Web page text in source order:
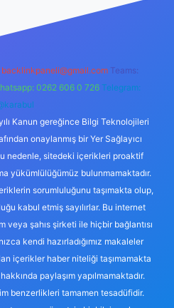
backlinkpaneli@gmail.com Teams:
0262 606 0 726 Telegram:
Kanun gereğince Bilgi Teknolojileri
onaylanmış bir Yer Sağlayıcı
nedenle, sitedeki içerikleri proaktif
yükümlülüğümüz bulunmamaktadır.
sorumluluğunu taşımakta olup,
kabul etmiş sayılırlar. Bu internet
veya şahıs şirketi ile hiçbir bağlantısı
kendi hazırladığımız makaleler
içerikler haber niteliği taşımamakta
paylaşım yapılmamaktadır.
benzerlikleri tamamen tesadüfidir.